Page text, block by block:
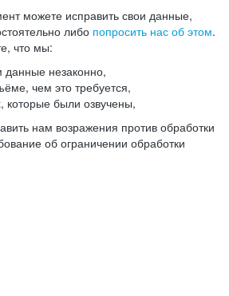
можете исправить свои данные,
либо попросить нас об этом.
что мы:
незаконно,
чем это требуется,
которые были озвучены,
нам возражения против обработки
об ограничении обработки